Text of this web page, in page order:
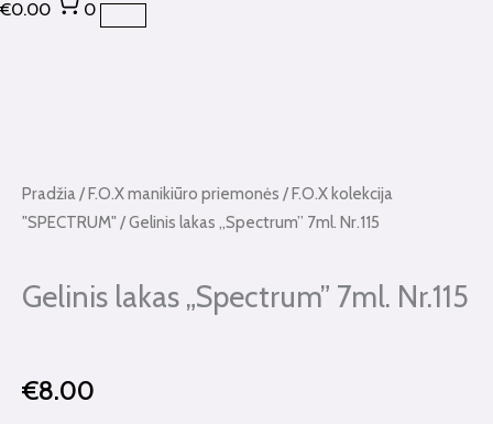
€0.00 0
Pradžia/F.O.X manikiūro priemonės /F.O.X kolekcija
"SPECTRUM"/ Gelinis lakas „Spectrum” 7ml. Nr.115
Gelinis lakas „Spectrum” 7ml. Nr.115
€8.00